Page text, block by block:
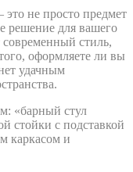
не просто предмет
решение для вашего
стиль,
оформляете ли вы
удачным
«барный стул
стойки с подставкой
каркасом и